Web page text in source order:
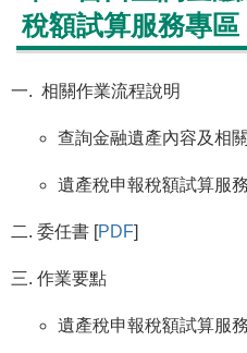
稅額試算服務專區
相關作業流程說明
查詢金融遺產內容及相
遺產稅申報稅額試算服
委任書 [PDF]
作業要點
遺產稅申報稅額試算服